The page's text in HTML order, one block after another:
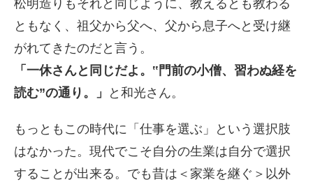
松明造りもそれと同じように、教えるとも教わる
ともなく、祖父から父へ、父から息子へと受け継
がれてきたのだと言う。
「一休さんと同じだよ。‟門前の小僧、習わぬ経を
読む”の通り。」
と和光さん。
もっともこの時代に「仕事を選ぶ」という選択肢
はなかった。現代でこそ自分の生業は自分で選択
することが出来る。でも昔は＜家業を継ぐ＞以外